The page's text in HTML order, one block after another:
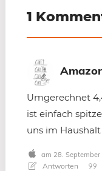
1
Umgerechnet
ist einfach
uns im
am 28.
Antworten